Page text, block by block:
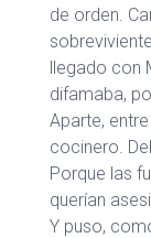
de orden.
llegado con
difamaba,
Aparte,
cocinero.
Porque las
querían
Y puso,